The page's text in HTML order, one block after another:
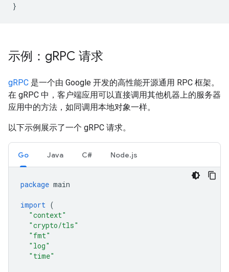
}
示例：gRPC 请求
gRPC 是一个由 Google 开发的高性能开源通用 RPC 框架。
在 gRPC 中，客户端应用可以直接调用其他机器上的服务器
应用中的方法，如同调用本地对象一样。
以下示例展示了一个 gRPC 请求。
Go Java C# Node.js
package main
import (
"context"
"crypto/tls"
"fmt"
"log"
"time"